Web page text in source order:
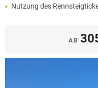
Nutzung des
AB